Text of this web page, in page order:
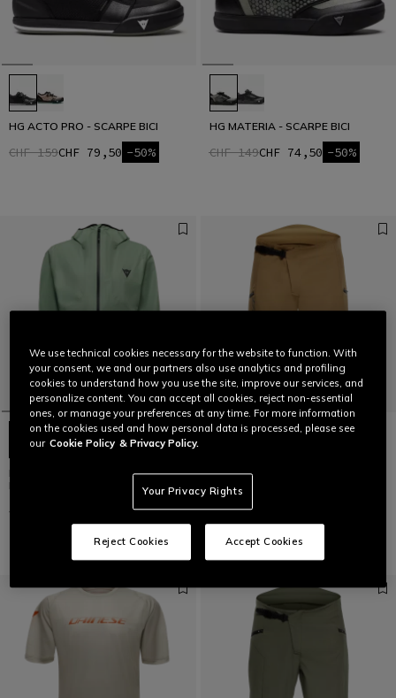
HG ACTO PRO - SCARPE BICI
CHF 159CHF 79,50 -50%
HG MATERIA - SCARPE BICI
CHF 149CHF 74,50 -50%
HGC SHELL LIGHT - GUSCIO BICI
IMPERMEABILE UOMO
CHF 155 -50%
HG ROX - PANTALONCINI BICI
UOMO
CHF 95CHF 47,50
We use technical cookies necessary for the website to function. With
your consent, we and our partners also use analytics and profiling
cookies to understand how you use the site, improve our services, and
personalize content. You can accept all cookies, reject non-essential
ones, or manage your preferences at any time. For more information
on the cookies used and how personal data is processed, please see
our Cookie Policy & Privacy Policy.
Your Privacy Rights
Reject Cookies Accept Cookies